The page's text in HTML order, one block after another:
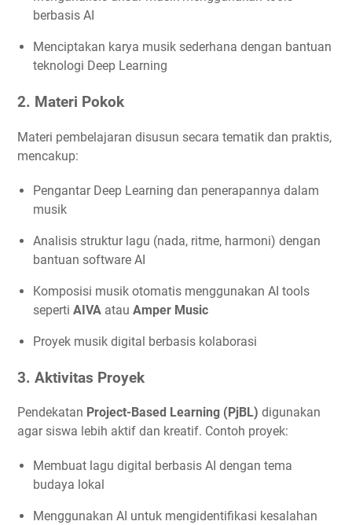
berbasis AI
Menciptakan karya musik sederhana dengan bantuan
teknologi Deep Learning
2. Materi Pokok
Materi pembelajaran disusun secara tematik dan praktis,
mencakup:
Pengantar Deep Learning dan penerapannya dalam
musik
Analisis struktur lagu (nada, ritme, harmoni) dengan
bantuan software AI
Komposisi musik otomatis menggunakan AI tools
seperti AIVA atau Amper Music
Proyek musik digital berbasis kolaborasi
3. Aktivitas Proyek
Pendekatan Project-Based Learning (PjBL) digunakan
agar siswa lebih aktif dan kreatif. Contoh proyek:
Membuat lagu digital berbasis AI dengan tema
budaya lokal
Menggunakan AI untuk mengidentifikasi kesalahan